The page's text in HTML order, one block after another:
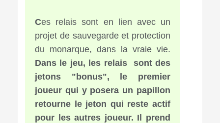
Ces relais sont en lien avec un
projet de sauvegarde et protection
du monarque, dans la vraie vie.
Dans le jeu, les relais sont des
jetons "bonus", le premier
joueur qui y posera un papillon
retourne le jeton qui reste actif
pour les autres joueur. Il prend